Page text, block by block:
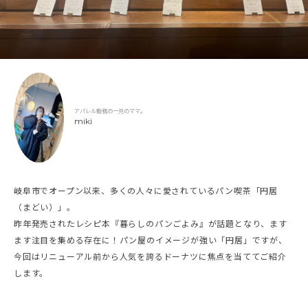
アパレル勤務の一児のママ。
miki
岐阜市でオープン以来、多くの人々に愛されているパン喫茶「円居
（まどい）」。
昨年発売されたレシピ本『暮らしのパンごよみ』が話題となり、ます
ます注目を集める存在に！パン屋のイメージが強い「円居」ですが、
今回はリニューアル前から人気を誇るドーナツに焦点を当ててご紹介
します。